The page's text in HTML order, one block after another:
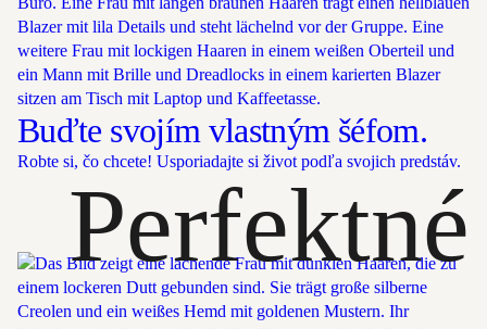
Buďte svojím vlastným šéfom.
Robte si, čo chcete! Usporiadajte si život podľa svojich predstáv.
Perfektné